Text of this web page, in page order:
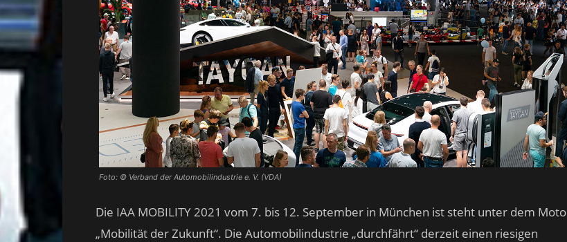
Foto: © Verband der Automobilindustrie e. V. (VDA)
Die IAA MOBILITY 2021 vom 7. bis 12. September in München ist steht unter dem Moto
„Mobilität der Zukunft“. Die Automobilindustrie „durchfährt“ derzeit einen riesigen